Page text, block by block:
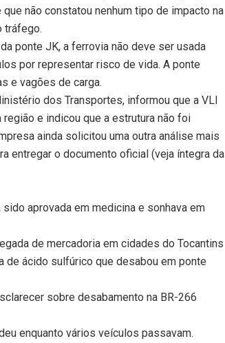
não constatou nenhum tipo de impacto na
tráfego.
ponte JK, a ferrovia não deve ser usada
por representar risco de vida. A ponte
e vagões de carga.
dos Transportes, informou que a VLI
e indicou que a estrutura não foi
ainda solicitou uma outra análise mais
entregar o documento oficial (veja íntegra da
aprovada em medicina e sonhava em
de mercadoria em cidades do Tocantins
de ácido sulfúrico que desabou em ponte
sobre desabamento na BR-266
enquanto vários veículos passavam.